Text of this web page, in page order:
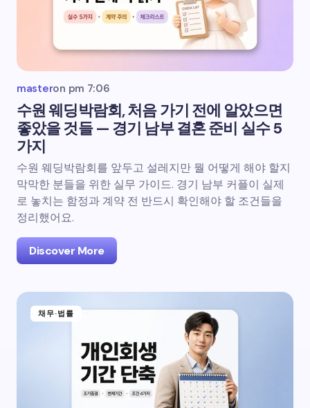
masteron pm 7:06
수원 웨딩박람회, 처음 가기 전에 알았으면
좋았을 것들 — 경기 남부 결혼 준비 실수 5
가지
수원 웨딩박람회를 앞두고 설레지만 뭘 어떻게 해야 할지
막막한 분들을 위한 실무 가이드. 경기 남부 커플이 실제
로 놓치는 함정과 계약 전 반드시 확인해야 할 조건들을
정리했어요.
Discover More
채무·법률